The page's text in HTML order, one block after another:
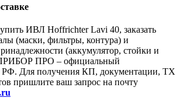
ИВЛ Hoffrichter Lavi 40, заказать
(маски, фильтры, контура) и
(аккумулятор, стойки и
ПРО – официальный
РФ. Для получения КП, документации, ТХ
пришлите ваш запрос на почту